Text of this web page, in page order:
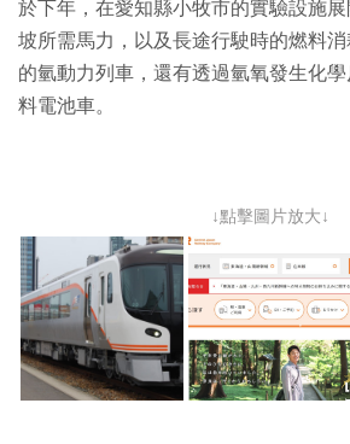
於下年，在愛知縣小牧市的實驗設施
坡所需馬力，以及長途行駛時的燃料
的氫動力列車，還有透過氫氧發生化
料電池車。
↓點擊圖片放大↓